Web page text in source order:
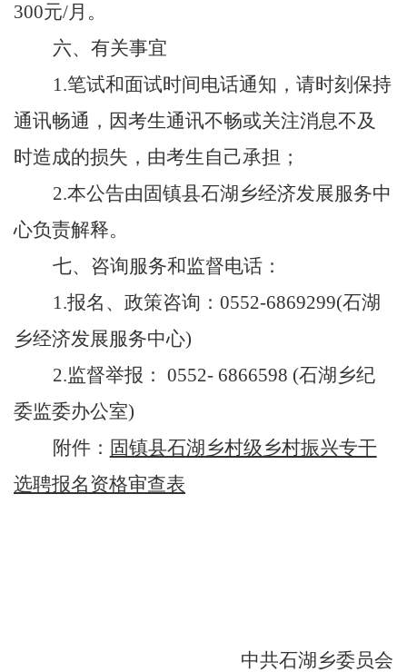
300元/月。
六、有关事宜
1.笔试和面试时间电话通知，请时刻保持
通讯畅通，因考生通讯不畅或关注消息不及
时造成的损失，由考生自己承担 ；
2.本公告由固镇县石湖乡经济发展服务中
心负责解释。
七、咨询服务和监督电话：
1.报名、政策咨询： 0552-6869299(石湖
乡经济发展服务中心)
2.监督举报： 0552- 6866598 (石湖乡纪
委监委办公室)
附件： 固镇县石湖乡村级乡村振兴专干
选聘报名资格审查表
中共石湖乡委员会